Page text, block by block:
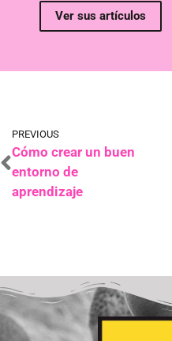
Ver sus artículos
PREVIOUS
Cómo crear un buen
entorno de
aprendizaje